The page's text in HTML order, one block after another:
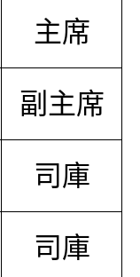
主席
副主席
司庫
司庫